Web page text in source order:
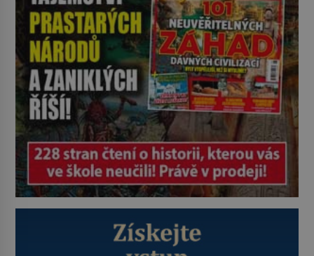
dávno před vámi. Říká se jim
bioindikátory […]